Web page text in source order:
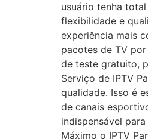
usuário tenha
flexibilidade e
experiência mais
pacotes de TV
de teste gratuito,
Serviço de IPTV
qualidade. Isso é
de canais
indispensável
Máximo o IPTV